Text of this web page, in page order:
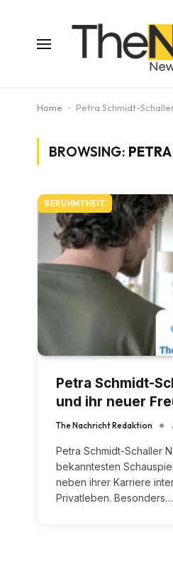
Home - Petra Schmidt-
BROWSING:
BERÜHMTHEIT
Petra Schmidt-
und ihr neuer
The Nachricht Redaktion
Petra Schmidt-Schaller
bekanntesten
neben ihrer Karriere
Privatleben. Besonders…